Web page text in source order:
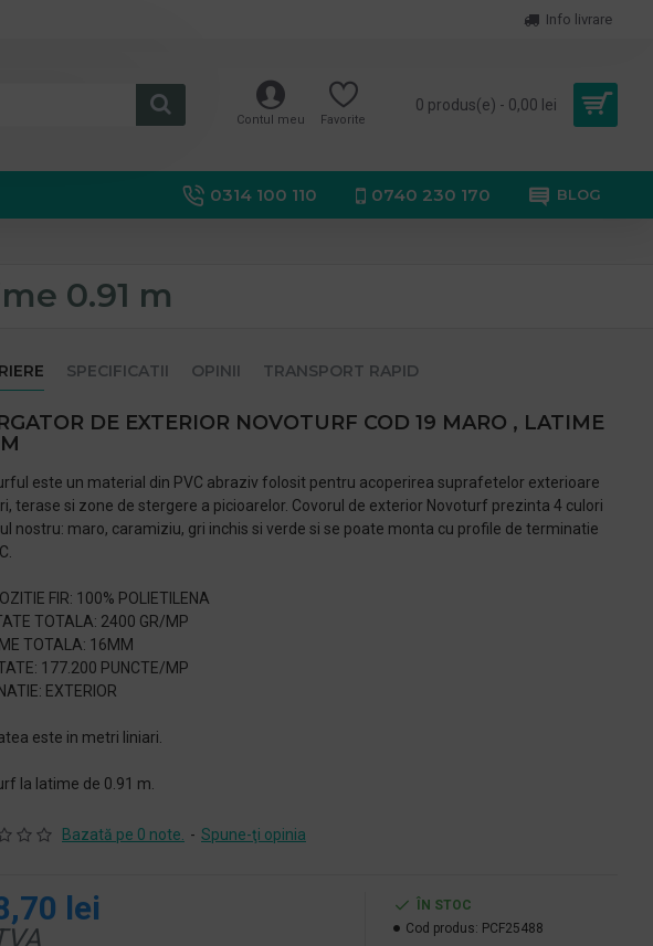
Info livrare
Contul meu Favorite
0 produs(e) - 0,00 lei
0314 100 110 0740 230 170 BLOG
0.91 m
SPECIFICATII OPINII TRANSPORT RAPID
DE EXTERIOR NOVOTURF COD 19 MARO , LATIME
este un material din PVC abraziv folosit pentru acoperirea suprafetelor exterioare
terase si zone de stergere a picioarelor. Covorul de exterior Novoturf prezinta 4 culori
nostru: maro, caramiziu, gri inchis si verde si se poate monta cu profile de terminatie
FIR: 100% POLIETILENA
TOTALA: 2400 GR/MP
TOTALA: 16MM
177.200 PUNCTE/MP
EXTERIOR
este in metri liniari.
la latime de 0.91 m.
Bazată pe 0 note. - Spune-ţi opinia
lei
ÎN STOC
Cod produs: PCF25488